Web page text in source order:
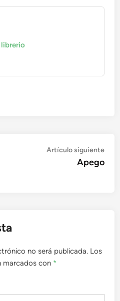
librerio
Artículo siguiente
Apego
no será publicada. Los
marcados con *